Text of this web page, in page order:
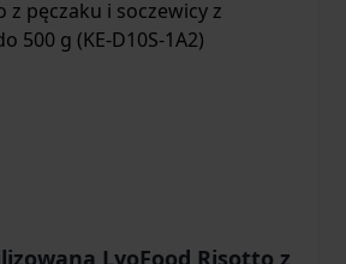
LyoFood Risotto z